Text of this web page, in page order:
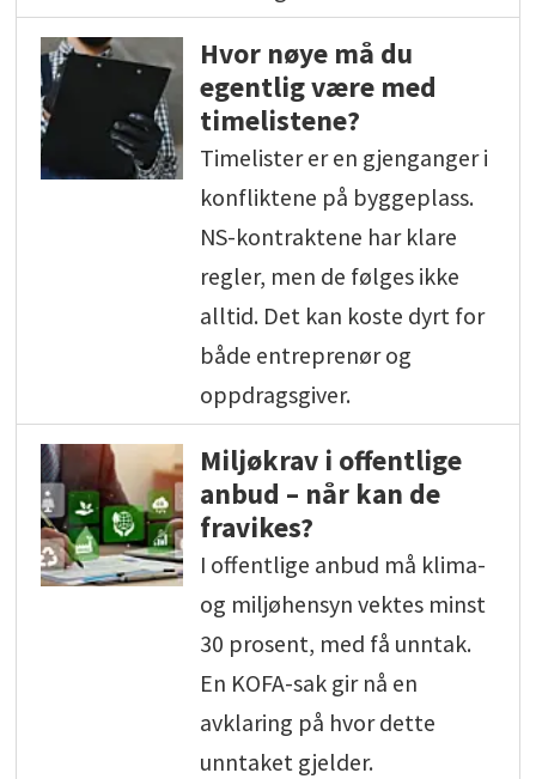
Hvor nøye må du
egentlig være med
timelistene?
Timelister er en gjenganger i
konfliktene på byggeplass.
NS-kontraktene har klare
regler, men de følges ikke
alltid. Det kan koste dyrt for
både entreprenør og
oppdragsgiver.
Miljøkrav i offentlige
anbud – når kan de
fravikes?
I offentlige anbud må klima-
og miljøhensyn vektes minst
30 prosent, med få unntak.
En KOFA-sak gir nå en
avklaring på hvor dette
unntaket gjelder.